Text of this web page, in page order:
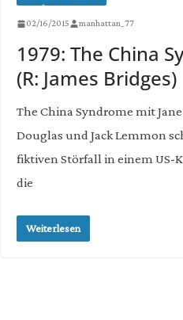
02/16/2015 manhattan_77
1979: The China
(R: James Bridges)
The China Syndrome mit
Douglas und Jack Lemmon
fiktiven Störfall in einem US-
die
Weiterlesen